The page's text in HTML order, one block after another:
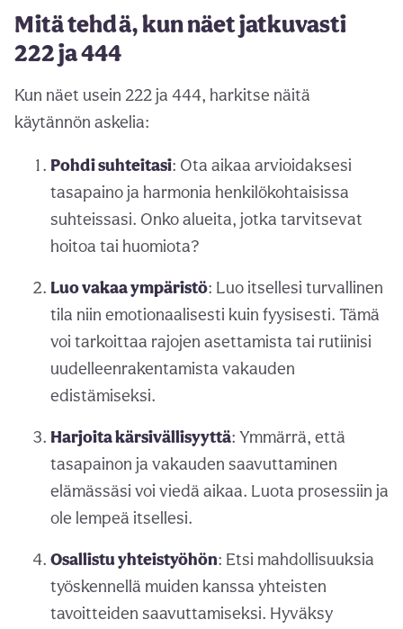
Mitä tehdä, kun näet jatkuvasti
222 ja 444
Kun näet usein 222 ja 444, harkitse näitä
käytännön askelia:
Pohdi suhteitasi: Ota aikaa arvioidaksesi
tasapaino ja harmonia henkilökohtaisissa
suhteissasi. Onko alueita, jotka tarvitsevat
hoitoa tai huomiota?
Luo vakaa ympäristö: Luo itsellesi turvallinen
tila niin emotionaalisesti kuin fyysisesti. Tämä
voi tarkoittaa rajojen asettamista tai rutiinisi
uudelleenrakentamista vakauden
edistämiseksi.
Harjoita kärsivällisyyttä: Ymmärrä, että
tasapainon ja vakauden saavuttaminen
elämässäsi voi viedä aikaa. Luota prosessiin ja
ole lempeä itsellesi.
Osallistu yhteistyöhön: Etsi mahdollisuuksia
työskennellä muiden kanssa yhteisten
tavoitteiden saavuttamiseksi. Hyväksy